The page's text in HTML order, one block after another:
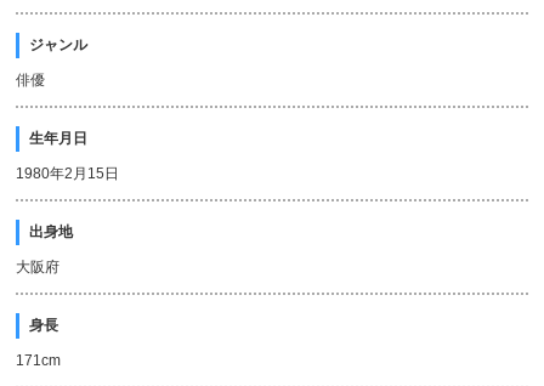
ジャンル
俳優
生年月日
1980年2月15日
出身地
大阪府
身長
171cm